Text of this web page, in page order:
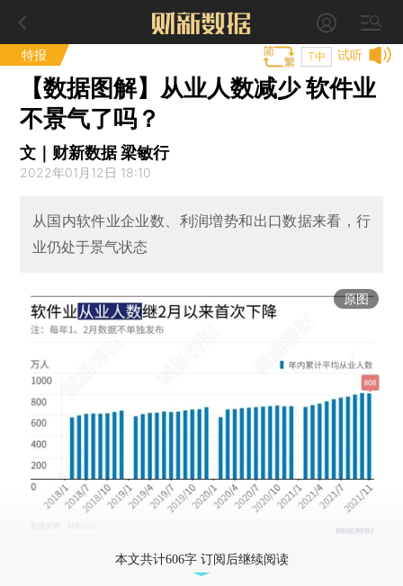
特报 试听
T中
【数据图解】从业人数减少 软件业
不景气了吗？
文｜财新数据 梁敏行
2022年01月12日 18:10
从国内软件业企业数、利润増势和出口数据来看，行
业仍处于景气状态
原图
本文共计606字 订阅后继续阅读